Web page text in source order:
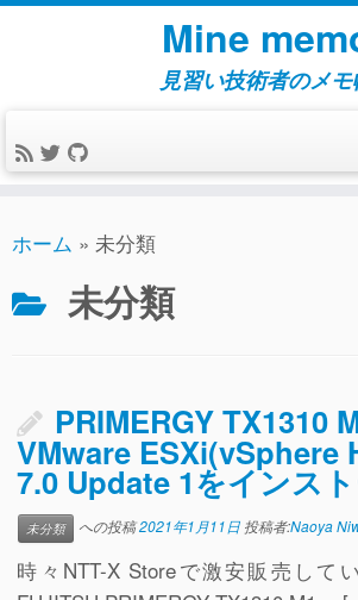
コ
ン
ツ
へ
キ
プ
Mine
見習い技術者のメモ
ホーム » 未分類
未分類
PRIMERGY TX1310
VMware ESXi(vSphere
7.0 Update 1をインス
未分類 への投稿2021年1月11日 投稿者:Naoya
時々NTT-X Storeで激安販売して